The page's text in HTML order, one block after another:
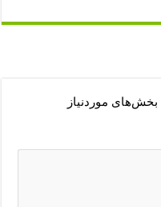
بخش‌های موردنیاز